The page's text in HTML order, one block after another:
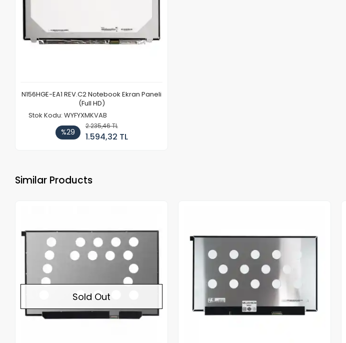
N156HGE-EA1 REV.C2 Notebook Ekran Paneli
(Full HD)
Stok Kodu: WYFYXMKVAB
%29
2.235,46 TL
1.594,32 TL
Similar Products
Sold Out